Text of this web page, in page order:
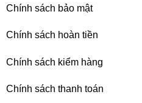
Chính sách bảo mật
Chính sách hoàn tiền
Chính sách kiểm hàng
Chính sách thanh toán